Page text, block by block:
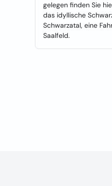
gelegen finden Sie
das idyllische
Schwarzatal, eine
Saalfeld.